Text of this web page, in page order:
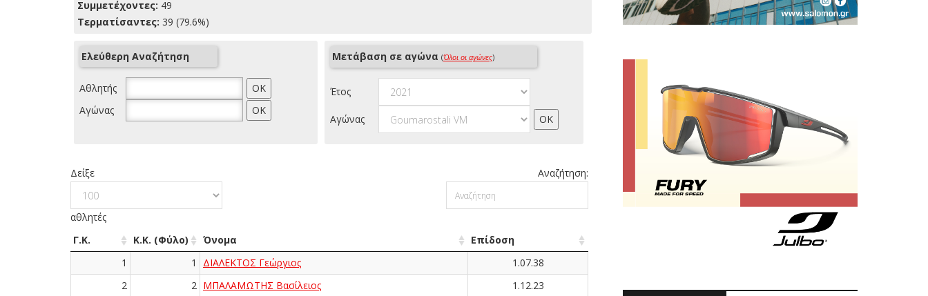
Συμμετέχοντες: 49
Τερματίσαντες: 39 (79.6%)
Ελεύθερη Αναζήτηση
Αθλητής
Αγώνας
Μετάβαση σε αγώνα (Όλοι οι αγώνες)
Έτος
Αγώνας
Δείξε
αθλητές
Αναζήτηση:
Γ.Κ. Κ.Κ. (Φύλο) Όνομα
Επίδοση
1
1 ΔΙΑΛΕΚΤΟΣ Γεώργιος
1.07.38
2
2 ΜΠΑΛΑΜΩΤΗΣ Βασίλειος
1.12.23